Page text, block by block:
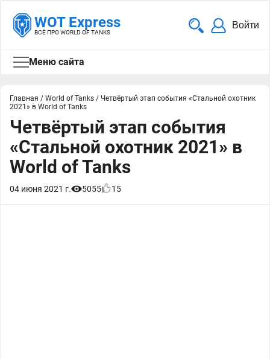
WOT Express
ВСЁ ПРО WORLD OF TANKS
Войти
Меню сайта
Главная / World of Tanks / Четвёртый этап события «Стальной охотник
2021» в World of Tanks
Четвёртый этап события
«Стальной охотник 2021» в
World of Tanks
04 июня 2021 г. 5055 15